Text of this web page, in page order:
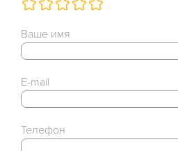
Ваше имя
E-mail
Телефон